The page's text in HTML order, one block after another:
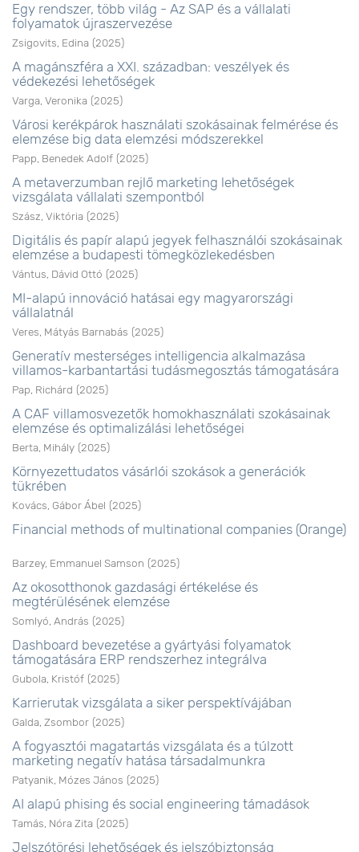
Egy rendszer, több világ - Az SAP és a vállalati
folyamatok újraszervezése
Zsigovits, Edina (2025)
A magánszféra a XXI. században: veszélyek és
védekezési lehetőségek
Varga, Veronika (2025)
Városi kerékpárok használati szokásainak felmérése és
elemzése big data elemzési módszerekkel
Papp, Benedek Adolf (2025)
A metaverzumban rejlő marketing lehetőségek
vizsgálata vállalati szempontból
Szász, Viktória (2025)
Digitális és papír alapú jegyek felhasználói szokásainak
elemzése a budapesti tömegközlekedésben
Vántus, Dávid Ottó (2025)
MI-alapú innováció hatásai egy magyarországi
vállalatnál
Veres, Mátyás Barnabás (2025)
Generatív mesterséges intelligencia alkalmazása
villamos-karbantartási tudásmegosztás támogatására
Pap, Richárd (2025)
A CAF villamosvezetők homokhasználati szokásainak
elemzése és optimalizálási lehetőségei
Berta, Mihály (2025)
Környezettudatos vásárlói szokások a generációk
tükrében
Kovács, Gábor Ábel (2025)
Financial methods of multinational companies (Orange)
Barzey, Emmanuel Samson (2025)
Az okosotthonok gazdasági értékelése és
megtérülésének elemzése
Somlyó, András (2025)
Dashboard bevezetése a gyártyási folyamatok
támogatására ERP rendszerhez integrálva
Gubola, Kristóf (2025)
Karrierutak vizsgálata a siker perspektívájában
Galda, Zsombor (2025)
A fogyasztói magatartás vizsgálata és a túlzott
marketing negatív hatása társadalmunkra
Patyanik, Mózes János (2025)
AI alapú phising és social engineering támadások
Tamás, Nóra Zita (2025)
Jelszótörési lehetőségek és jelszóbiztonság